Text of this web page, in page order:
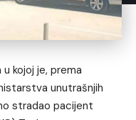
kojoj je, prema
unutrašnjih
stradao pacijent